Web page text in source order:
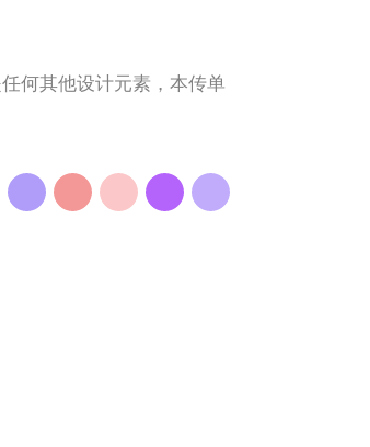
何其他设计元素，本传单